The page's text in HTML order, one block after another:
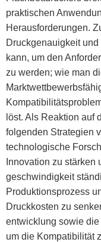
praktischen
Herausforderungen.
Druckgenauigkeit
kann, um den
zu werden; wie man
löst. Als Reaktion auf
folgenden Strategien
technologische
Innovation zu
geschwindigkeit
Produktionsprozess
Druckkosten zu
entwicklung sowie
um die Kompatibilität